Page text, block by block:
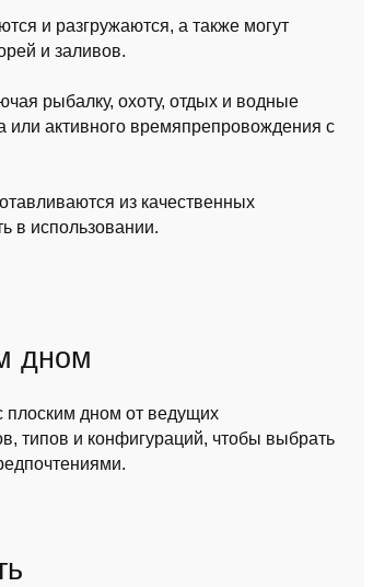
и разгружаются, а также могут
и заливов.
рыбалку, охоту, отдых и водные
или активного времяпрепровождения с
из качественных
в использовании.
дном
плоским дном от ведущих
типов и конфигураций, чтобы выбрать